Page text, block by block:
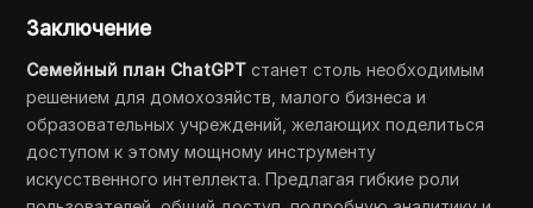
Заключение
Семейный план ChatGPT станет столь необходимым
решением для домохозяйств, малого бизнеса и
образовательных учреждений, желающих поделиться
доступом к этому мощному инструменту
искусственного интеллекта. Предлагая гибкие роли